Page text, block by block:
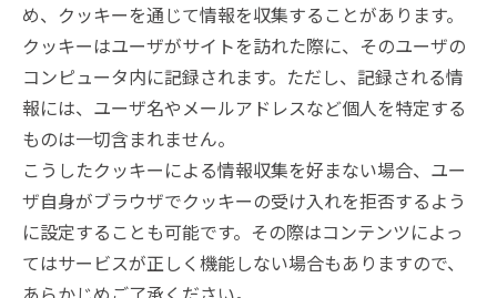
め、クッキーを通じて情報を収集することがあります。
クッキーはユーザがサイトを訪れた際に、そのユーザの
コンピュータ内に記録されます。ただし、記録される情
報には、ユーザ名やメールアドレスなど個人を特定する
ものは一切含まれません。
こうしたクッキーによる情報収集を好まない場合、ユー
ザ自身がブラウザでクッキーの受け入れを拒否するよう
に設定することも可能です。その際はコンテンツによっ
てはサービスが正しく機能しない場合もありますので、